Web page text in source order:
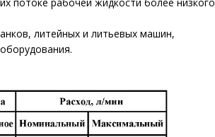
литейных и литьевых машин,